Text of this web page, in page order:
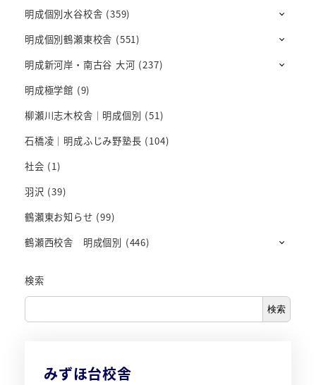
明成個別水谷校舎 (359)
明成個別鶴瀬東校舎 (551)
明成新河岸・南古谷 大河 (237)
明成極学館 (9)
柳瀬川志木校舎｜明成個別 (51)
石橋凌｜明成ふじみ野塾長 (104)
社会 (1)
羽沢 (39)
鶴瀬東お知らせ (99)
鶴瀬西校舎 明成個別 (446)
検索
検索
みずほ台校舎